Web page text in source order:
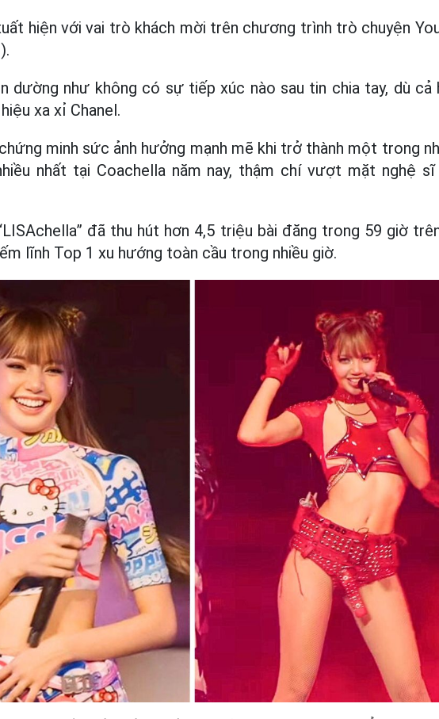
hiện với vai trò khách mời trên chương trình trò chuyện
dường như không có sự tiếp xúc nào sau tin chia tay, dù cả
xa xỉ Chanel.
minh sức ảnh hưởng mạnh mẽ khi trở thành một trong
nhất tại Coachella năm nay, thậm chí vượt mặt nghệ sĩ
đã thu hút hơn 4,5 triệu bài đăng trong 59 giờ
lĩnh Top 1 xu hướng toàn cầu trong nhiều giờ.